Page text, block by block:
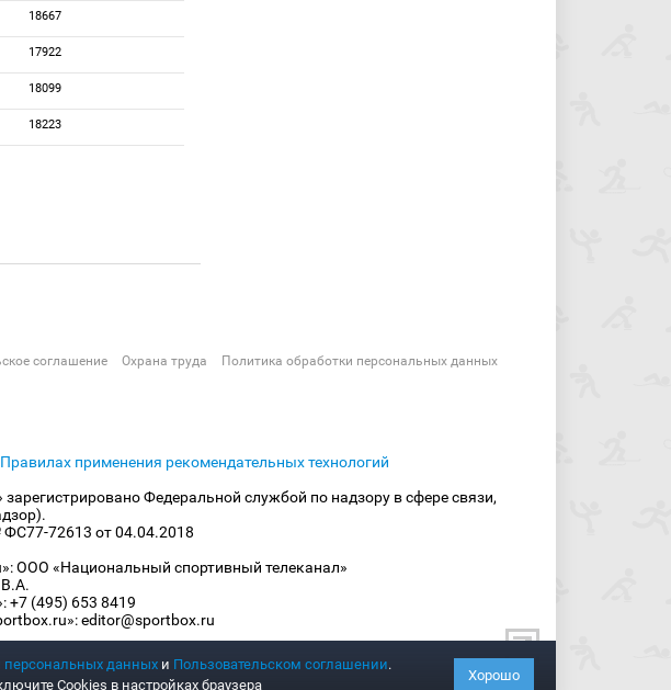
18667
17922
18099
18223
соглашение Охрана труда Политика обработки персональных данных
Правилах применения рекомендательных технологий
Федеральной службой по надзору в сфере связи,
72613 от 04.04.2018
ООО «Национальный спортивный телеканал»
+7 (495) 653 8419
editor@sportbox.ru
персональных данных и Пользовательском соглашении.
Cookies в настройках браузера
Хорошо